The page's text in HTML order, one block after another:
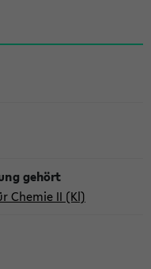
Chemie II (Kl)